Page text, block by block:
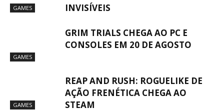
GAMES
INVISÍVEIS
GAMES
GRIM TRIALS CHEGA AO PC E
CONSOLES EM 20 DE AGOSTO
GAMES
REAP AND RUSH: ROGUELIKE DE
AÇÃO FRENÉTICA CHEGA AO
STEAM